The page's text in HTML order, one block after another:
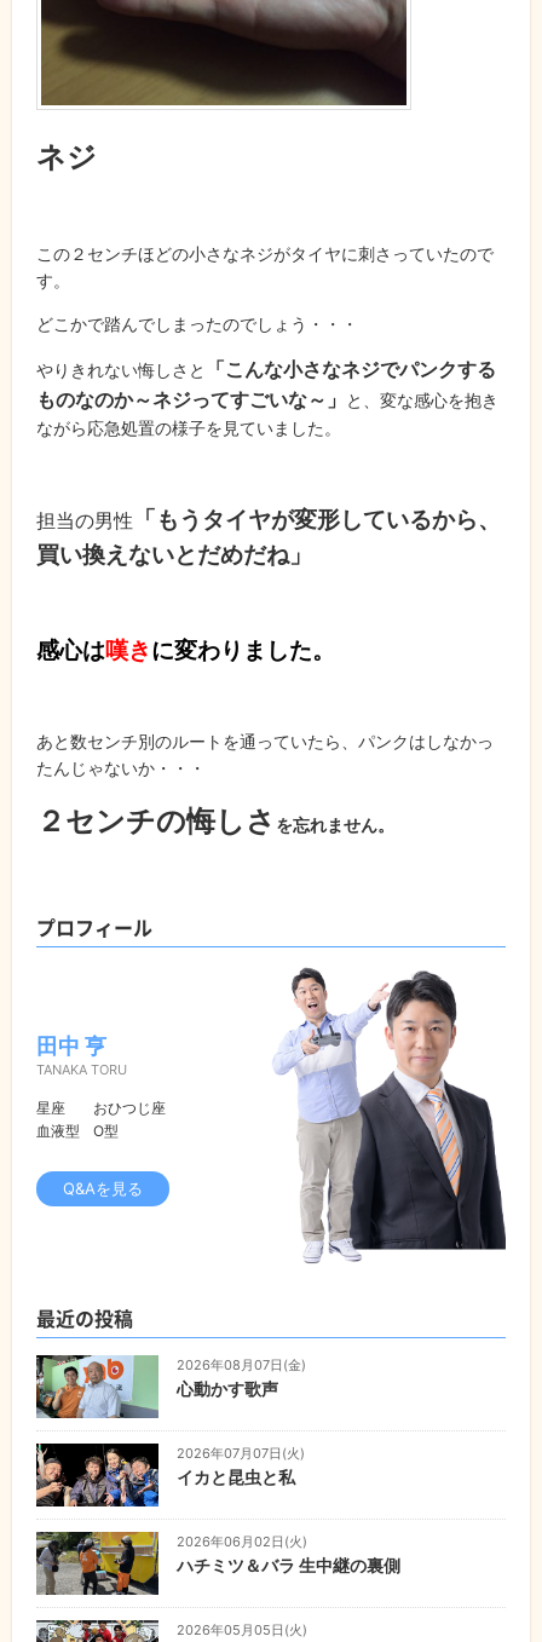
ネジ
この２センチほどの小さなネジがタイヤに刺さっていたので
す。
どこかで踏んでしまったのでしょう・・・
やりきれない悔しさと
「こんな小さなネジでパンクする
ものなのか～ネジってすごいな～」
と、変な感心を抱き
ながら応急処置の様子を見ていました。
担当の男性 「もうタイヤが変形しているから、
買い換えないとだめだね」
感心は嘆きに変わりました。
あと数センチ別のルートを通っていたら、パンクはしなかっ
たんじゃないか・・・
２センチの悔しさ を忘れません。
プロフィール
田中 亨
TANAKA TORU
星座
おひつじ座
血液型
O型
Q&Aを見る
最近の投稿
2026年08月07日(金)
心動かす歌声
2026年07月07日(火)
イカと昆虫と私
2026年06月02日(火)
ハチミツ＆バラ 生中継の裏側
2026年05月05日(火)